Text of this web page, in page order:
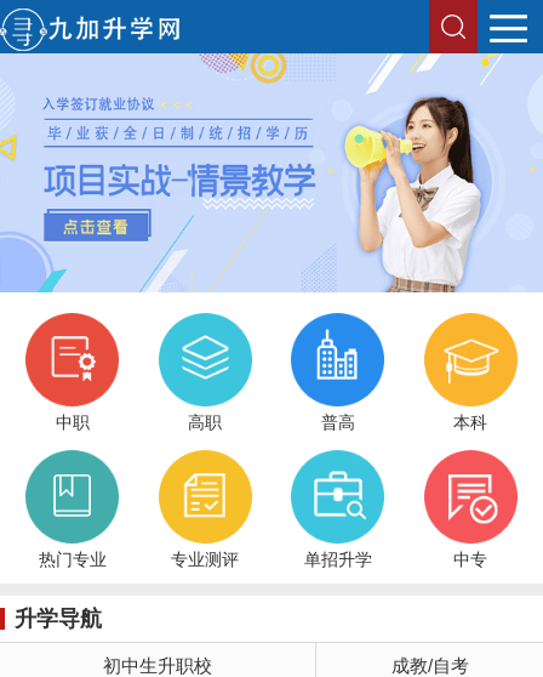
中职 高职 普高 本科
热门专业 专业测评 单招升学 中专
升学导航
初中生升职校 成教/自考